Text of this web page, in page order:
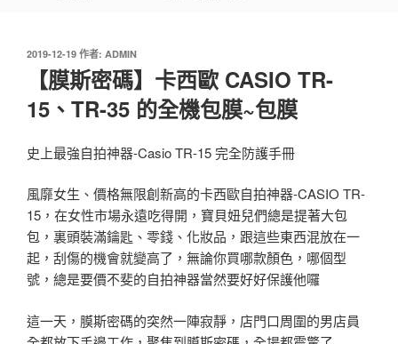
發
2019-12-19 作者: ADMIN
【膜斯密碼】卡西歐 CASIO TR-
15、TR-35 的全機包膜~包膜
史上最強自拍神器-Casio TR-15 完全防護手冊
風靡女生、價格無限創新高的卡西歐自拍神器-CASIO TR-
15，在女性市場永遠吃得開，寶貝妞兒們總是提著大包
包，裏頭裝滿鑰匙、零錢、化妝品，跟這些東西混放在一
起，刮傷的機會就變高了，無論你買哪款顏色，哪個型
號，總是要價不斐的自拍神器當然要好好保護他囉
這一天，膜斯密碼的突然一陣寂靜，店門口周圍的男店員